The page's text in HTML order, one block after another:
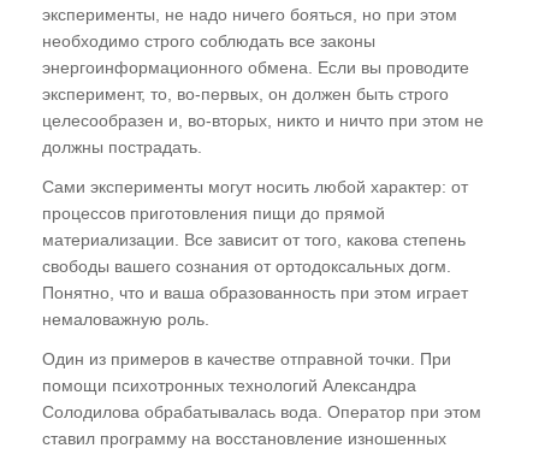
эксперименты, не надо ничего бояться, но при этом
необходимо строго соблюдать все законы
энергоинформационного обмена. Если вы проводите
эксперимент, то, во-первых, он должен быть строго
целесообразен и, во-вторых, никто и ничто при этом не
должны пострадать.
Сами эксперименты могут носить любой характер: от
процессов приготовления пищи до прямой
материализации. Все зависит от того, какова степень
свободы вашего сознания от ортодоксальных догм.
Понятно, что и ваша образованность при этом играет
немаловажную роль.
Один из примеров в качестве отправной точки. При
помощи психотронных технологий Александра
Солодилова обрабатывалась вода. Оператор при этом
ставил программу на восстановление изношенных